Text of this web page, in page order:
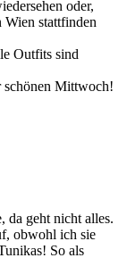
oder,
Wien stattfinden
Outfits sind
schönen Mittwoch!
da geht nicht alles.
obwohl ich sie
So als